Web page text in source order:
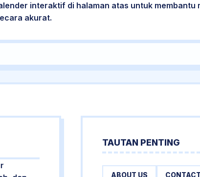
interaktif di halaman atas untuk membantu
akurat.
TAUTAN PENTING
ABOUT US